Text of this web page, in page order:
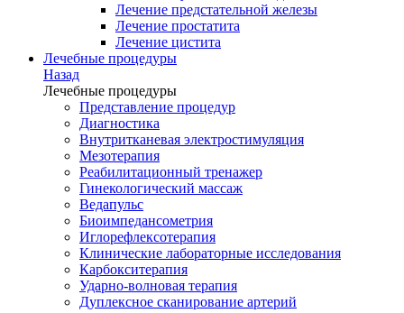
Лечение предстательной железы
Лечение простатита
Лечение цистита
Лечебные процедуры
Назад
Лечебные процедуры
Представление процедур
Диагностика
Внутритканевая электростимуляция
Мезотерапия
Реабилитационный тренажер
Гинекологический массаж
Ведапульс
Биоимпедансометрия
Иглорефлексотерапия
Клинические лабораторные исследования
Карбокситерапия
Ударно-волновая терапия
Дуплексное сканирование артерий